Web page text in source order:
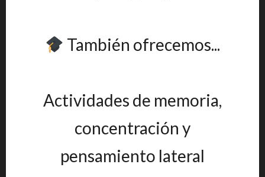
También ofrecemos...
Actividades de memoria,
concentración y
pensamiento lateral